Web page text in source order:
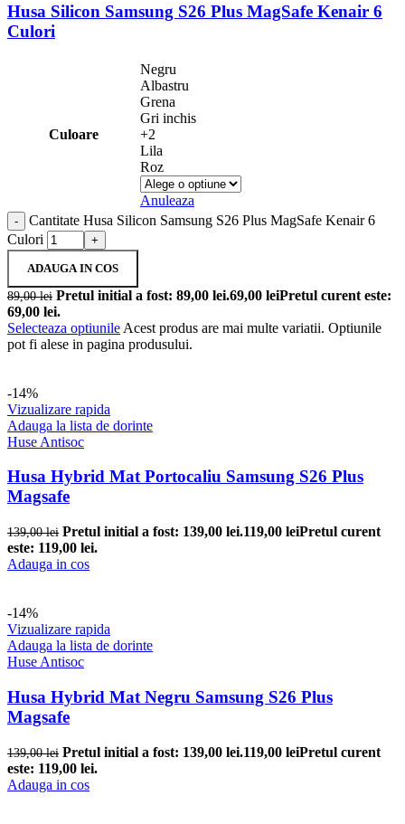
Husa Silicon Samsung S26 Plus MagSafe Kenair 6
Culori
Culoare
Negru
Albastru
Grena
Gri inchis
+2
Lila
Roz
Anuleaza
Cantitate Husa Silicon Samsung S26 Plus MagSafe Kenair 6
Culori
ADAUGA IN COS
89,00lei Pretul initial a fost: 89,00 lei.69,00 leiPretul curent este:
69,00 lei.
Selecteaza optiunile Acest produs are mai multe variatii. Optiunile
pot fi alese in pagina produsului.
-14%
Vizualizare rapida
Adauga la lista de dorinte
Huse Antisoc
Husa Hybrid Mat Portocaliu Samsung S26 Plus
Magsafe
139,00lei Pretul initial a fost: 139,00 lei.119,00 leiPretul curent
este: 119,00 lei.
Adauga in cos
-14%
Vizualizare rapida
Adauga la lista de dorinte
Huse Antisoc
Husa Hybrid Mat Negru Samsung S26 Plus
Magsafe
139,00lei Pretul initial a fost: 139,00 lei.119,00 leiPretul curent
este: 119,00 lei.
Adauga in cos